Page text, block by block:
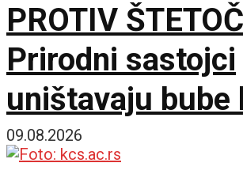
PROTIV
Prirodni sastojci
uništavaju bube
napadaju pasulj
09.08.2026